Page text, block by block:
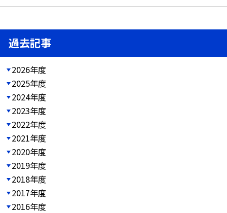
過去記事
2026年度
2025年度
2024年度
2023年度
2022年度
2021年度
2020年度
2019年度
2018年度
2017年度
2016年度